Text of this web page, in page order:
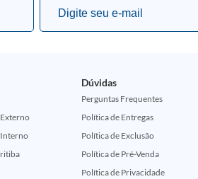
Dúvidas
Perguntas Frequentes
Política de Entregas
Política de Exclusão
Política de Pré-Venda
Política de Privacidade